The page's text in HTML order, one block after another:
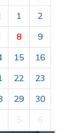
1
2
8
9
15
16
22
23
29
30
5 6